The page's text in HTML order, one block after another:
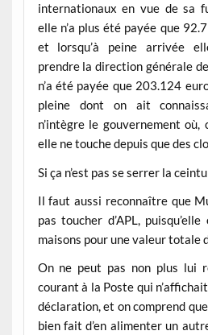
internationaux en vue de sa
elle n’a plus été payée que
et lorsqu’à peine arrivée
prendre la direction générale
n’a été payée que 203.124
pleine dont on ait
n’intègre le gouvernement où,
elle ne touche depuis que des
Si ça n’est pas se serrer la
Il faut aussi reconnaître que
pas toucher d’APL,
maisons pour une valeur totale
On ne peut pas non plus lui
courant à la Poste qui
déclaration, et on comprend
bien fait d’en alimenter un